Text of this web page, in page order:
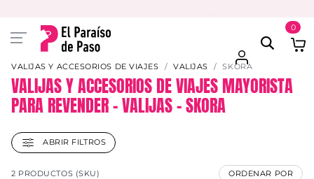
0
VALIJAS Y ACCESORIOS DE VIAJES VALIJAS SKORA
VALIJAS Y ACCESORIOS DE VIAJES MAYORISTA
PARA REVENDER – VALIJAS – SKORA
ABRIR FILTROS
2 PRODUCTOS (SKU) ORDENAR POR